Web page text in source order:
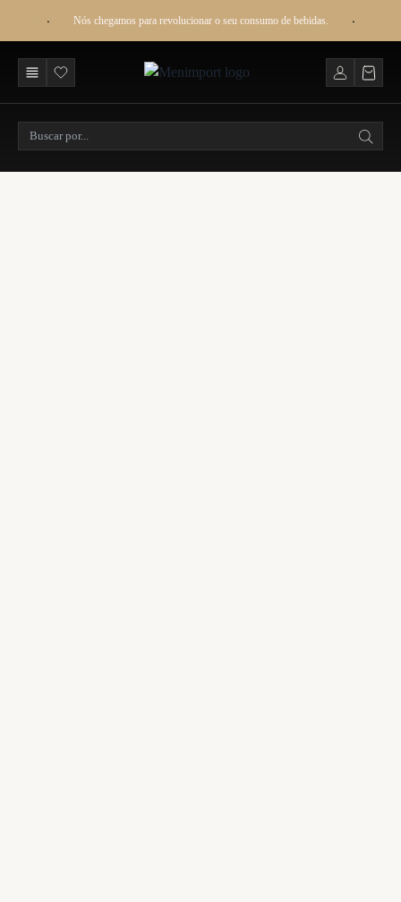
Nós chegamos para revolucionar o seu consumo de bebidas.